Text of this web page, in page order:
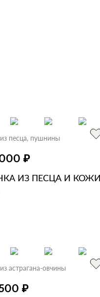
песца, пушнины
₽
ИЗ ПЕСЦА И КОЖИ
астрагана-овчины
₽